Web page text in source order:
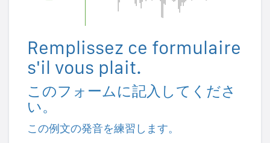
Remplissez ce formulaire
s'il vous plait.
このフォームに記入してくださ
い。
この例文の発音を練習します。